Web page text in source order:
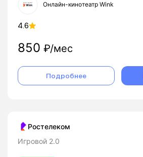
Онлайн-кинотеатр Wink
4.6
850 ₽/мес
Подробнее
Ростелеком
Игровой 2.0